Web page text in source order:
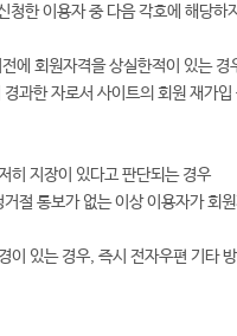
한 이용자 중 다음 각호에 해당하
에 회원자격을 상실한적이 있는 경
과한 자로서 사이트의 회원 재가입
히 지장이 있다고 판단되는 경우
절 통보가 없는 이상 이용자가 회
있는 경우, 즉시 전자우편 기타